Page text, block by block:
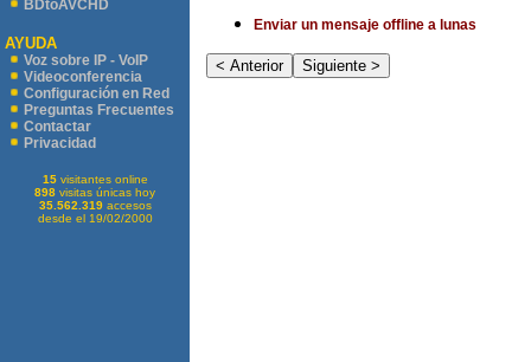
BDtoAVCHD
AYUDA
Voz sobre IP - VoIP
Videoconferencia
Configuración en Red
Preguntas Frecuentes
Contactar
Privacidad
15visitantes online
898 visitas únicas hoy
35.562.319accesos
desde el 19/02/2000
Enviar un mensaje offline a lunas